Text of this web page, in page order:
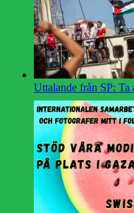
Uttalande från SP: Ta